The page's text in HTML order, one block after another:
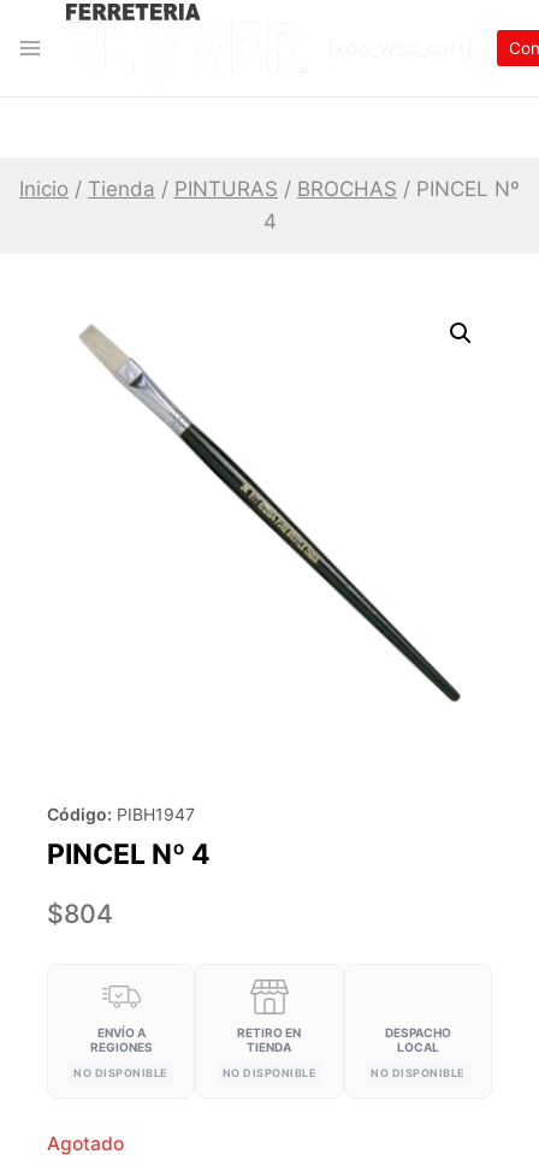
Inicio / Tienda / PINTURAS / BROCHAS / PINCEL Nº
4
Código: PIBH1947
PINCEL Nº 4
$804
ENVÍO A
REGIONES
NO DISPONIBLE
RETIRO EN
TIENDA
NO DISPONIBLE
DESPACHO
LOCAL
NO DISPONIBLE
Agotado